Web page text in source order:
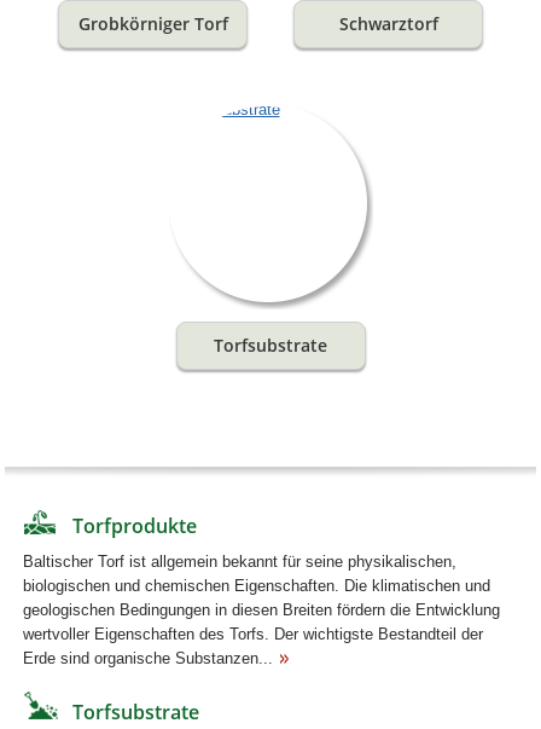
Grobkörniger Torf Schwarztorf
Torfsubstrate
Torfprodukte
Baltischer Torf ist allgemein bekannt für seine physikalischen,
biologischen und chemischen Eigenschaften. Die klimatischen und
geologischen Bedingungen in diesen Breiten fördern die Entwicklung
wertvoller Eigenschaften des Torfs. Der wichtigste Bestandteil der
Erde sind organische Substanzen...
Torfsubstrate